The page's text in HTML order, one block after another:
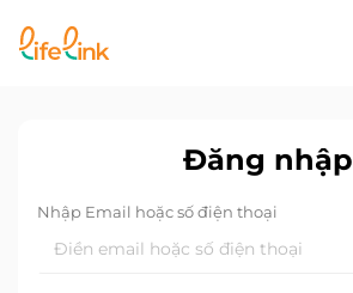
Đăng nhập
Nhập Email hoặc số điện thoại